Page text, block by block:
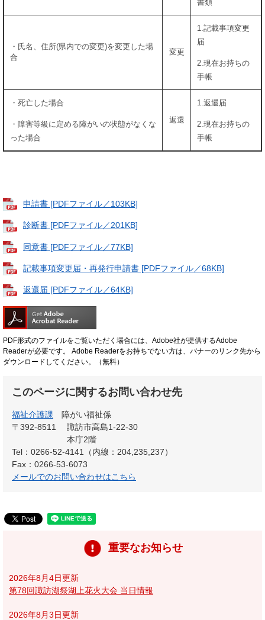
書類
・氏名、住所(県内での変更)を変更した場
合
変更
1.記載事項変更
届
2.現在お持ちの
手帳
・死亡した場合
・障害等級に定める障がいの状態がなくな
った場合
返還
1.返還届
2.現在お持ちの
手帳
申請書 [PDFファイル／103KB]
診断書 [PDFファイル／201KB]
同意書 [PDFファイル／77KB]
記載事項変更届・再発行申請書 [PDFファイル／68KB]
返還届 [PDFファイル／64KB]
PDF形式のファイルをご覧いただく場合には、Adobe社が提供するAdobe
Readerが必要です。
Adobe Readerをお持ちでない方は、バナーのリンク先から
ダウンロードしてください。（無料）
このページに関するお問い合わせ先
福祉介護課
障がい福祉係
〒392-8511
諏訪市高島1-22-30
本庁2階
Tel：0266-52-4141（内線：204,235,237）
Fax：0266-53-6073
メールでのお問い合わせはこちら
重要なお知らせ
2026年8月4日更新
第78回諏訪湖祭湖上花火大会 当日情報
2026年8月3日更新